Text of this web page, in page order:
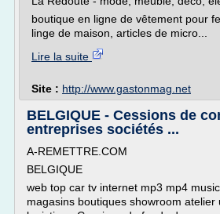
boutique en ligne de vêtement pour
linge de maison, articles de micro...
Lire la suite
Site : http://www.gastonmag.net
BELGIQUE - Cessions de
entreprises sociétés ...
A-REMETTRE.COM
BELGIQUE
web top car tv internet mp3 mp4
magasins boutiques showroom atelier